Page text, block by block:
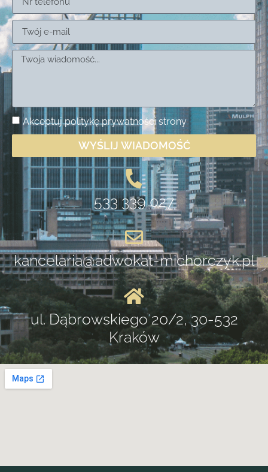
Akceptujpolitykę prywatnościstrony
WYŚLIJ WIADOMOŚĆ
533 339 027
kancelaria@adwokat-michorczyk.pl
ul. Dąbrowskiego 20/2, 30-532
Kraków